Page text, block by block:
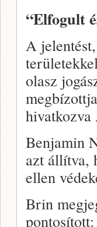
“Elfogult
A
olasz
hivatkozva
Benjamin
azt állítva,
ellen
Brin